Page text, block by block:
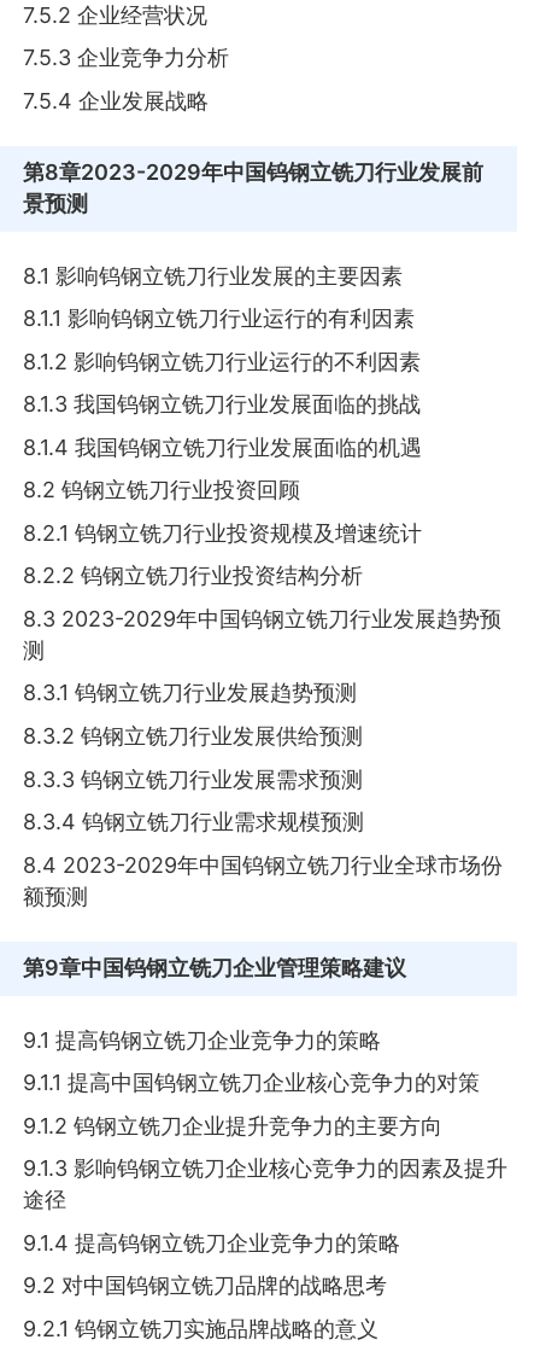
7.5.2 企业经营状况
7.5.3 企业竞争力分析
7.5.4 企业发展战略
第8章2023-2029年中国钨钢立铣刀行业发展前
景预测
8.1 影响钨钢立铣刀行业发展的主要因素
8.1.1 影响钨钢立铣刀行业运行的有利因素
8.1.2 影响钨钢立铣刀行业运行的不利因素
8.1.3 我国钨钢立铣刀行业发展面临的挑战
8.1.4 我国钨钢立铣刀行业发展面临的机遇
8.2 钨钢立铣刀行业投资回顾
8.2.1 钨钢立铣刀行业投资规模及增速统计
8.2.2 钨钢立铣刀行业投资结构分析
8.3 2023-2029年中国钨钢立铣刀行业发展趋势预
测
8.3.1 钨钢立铣刀行业发展趋势预测
8.3.2 钨钢立铣刀行业发展供给预测
8.3.3 钨钢立铣刀行业发展需求预测
8.3.4 钨钢立铣刀行业需求规模预测
8.4 2023-2029年中国钨钢立铣刀行业全球市场份
额预测
第9章中国钨钢立铣刀企业管理策略建议
9.1 提高钨钢立铣刀企业竞争力的策略
9.1.1 提高中国钨钢立铣刀企业核心竞争力的对策
9.1.2 钨钢立铣刀企业提升竞争力的主要方向
9.1.3 影响钨钢立铣刀企业核心竞争力的因素及提升
途径
9.1.4 提高钨钢立铣刀企业竞争力的策略
9.2 对中国钨钢立铣刀品牌的战略思考
9.2.1 钨钢立铣刀实施品牌战略的意义